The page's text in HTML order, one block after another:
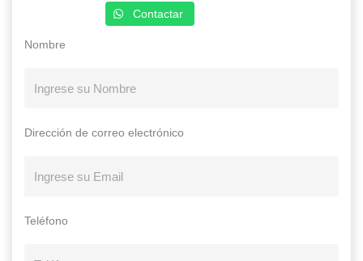
Contactar
Nombre
Dirección de correo electrónico
Teléfono